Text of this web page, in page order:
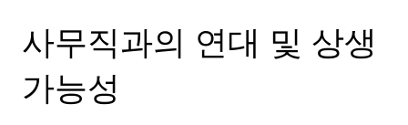
사무직과의 연대 및 상생
가능성